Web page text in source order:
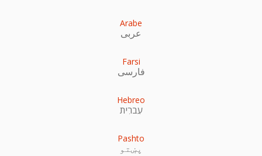
Arabe
عربى
Farsi
فارسی
Hebreo
עִברִית
Pashto
پښتو